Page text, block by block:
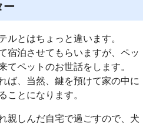
ー
ルとはちょっと違います。
宿泊させてもらいますが、ペッ
てペットのお世話をします。
ば、当然、鍵を預けて家の中に
ことになります。
親しんだ自宅で過ごすので、犬